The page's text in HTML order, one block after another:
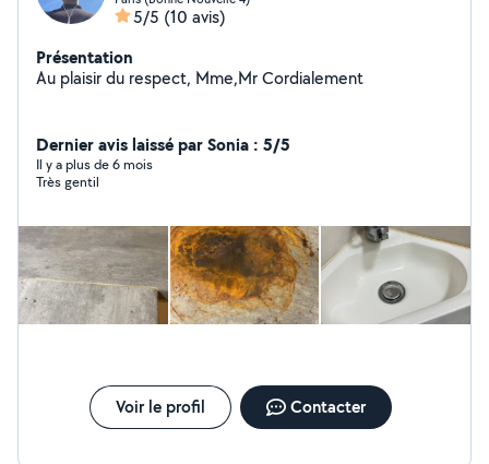
5/5 (10 avis)
Présentation
Au plaisir du respect, Mme,Mr Cordialement
Dernier avis laissé par Sonia : 5/5
Il y a plus de 6 mois
Très gentil
Voir le profil Contacter